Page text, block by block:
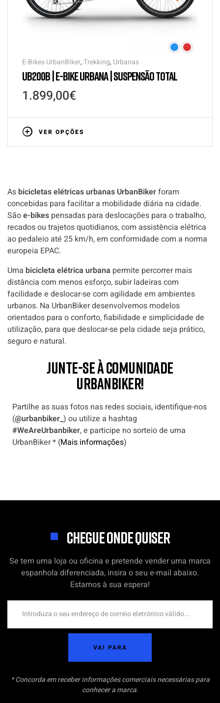
E-Bikes UrbanBiker,Trekking, Urbanas
UB200B | E-BIKE URBANA | SUSPENSÃO TOTAL
1.899,00€
VER OPÇÕES
As bicicletas elétricas urbanas UrbanBikerforam
concebidas para facilitar a mobilidade diária na cidade.
Sãoe-bikes pensadas para deslocações para o trabalho,
recados ou trajetos quotidianos, com assistência elétrica
ao pedaleio até 25 km/h, em conformidade com a norma
europeia EPAC.
Uma bicicleta elétrica urbana permite percorrer mais
distância com menos esforço, subir ladeiras com
facilidade e deslocar-se com agilidade em ambientes
urbanos. Na UrbanBiker desenvolvemos modelos
orientados para o conforto, fiabilidade e simplicidade de
utilização, para que deslocar-se pela cidade seja prático,
seguro e natural.
JUNTE-SE À COMUNIDADE
URBANBIKER!
Partilhe as suas fotos nas redes sociais, identifique-nos
(@urbanbiker_) ou utilize a hashtag
#WeAreUrbanbiker, e participe no sorteio de uma
UrbanBiker * (Mais informações)
CHEGUE ONDE QUISER
Se tem uma loja ou oficina e pretende vender uma marca
espanhola diferenciada, insira o seu e-mail abaixo.
Estamos à sua espera!
VAI PARA
* Concorda em receber informações comerciais necessárias para
conhecer a marca.